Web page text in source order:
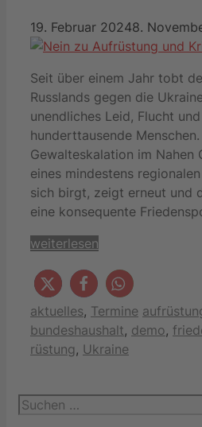
19. Februar 20248.
Seit über einem Jahr tobt
Russlands gegen die
unendliches Leid, Flucht
hunderttausende
Gewalteskalation im Nahen
eines mindestens
sich birgt, zeigt erneut und
eine konsequente
weiterlesen
Kategorien
aktuelles, Termine
bundeshaushalt, demo,
rüstung, Ukraine
Suchen
nach: